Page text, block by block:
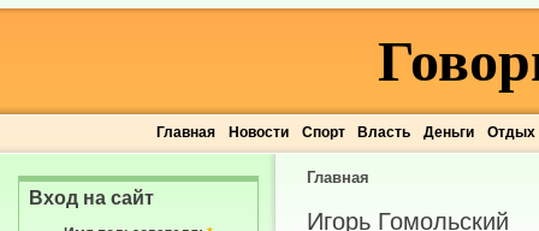
Главная Новости Спорт Власть Деньги Отдых
Главная
Игорь Гомольский
Вход на сайт